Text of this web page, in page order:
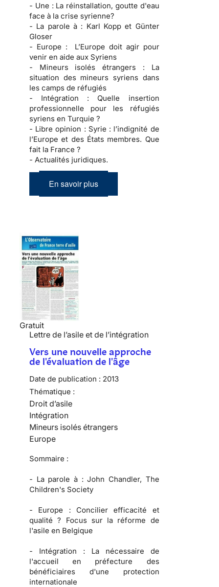
- Une : La réinstallation, goutte d'eau
face à la crise syrienne?
- La parole à : Karl Kopp et Günter
Gloser
- Europe : L’Europe doit agir pour
venir en aide aux Syriens
- Mineurs isolés étrangers : La
situation des mineurs syriens dans
les camps de réfugiés
- Intégration : Quelle insertion
professionnelle pour les réfugiés
syriens en Turquie ?
- Libre opinion : Syrie : l’indignité de
l’Europe et des États membres. Que
fait la France ?
- Actualités juridiques.
En savoir plus
Gratuit
Lettre de l’asile et de l’intégration
Vers une nouvelle approche
de l'évaluation de l'âge
Date de publication : 2013
Thématique :
Droit d’asile
Intégration
Mineurs isolés étrangers
Europe
Sommaire :
- La parole à : John Chandler, The
Children's Society
- Europe : Concilier efficacité et
qualité ? Focus sur la réforme de
l'asile en Belgique
- Intégration : La nécessaire de
l'accueil en préfecture des
bénéficiaires d'une protection
internationale